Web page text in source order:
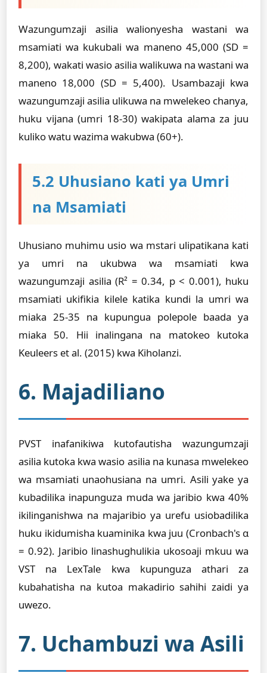
Wazungumzaji asilia walionyesha wastani wa
msamiati wa kukubali wa maneno 45,000 (SD =
8,200), wakati wasio asilia walikuwa na wastani wa
maneno 18,000 (SD = 5,400). Usambazaji kwa
wazungumzaji asilia ulikuwa na mwelekeo chanya,
huku vijana (umri 18-30) wakipata alama za juu
kuliko watu wazima wakubwa (60+).
5.2 Uhusiano kati ya Umri
na Msamiati
Uhusiano muhimu usio wa mstari ulipatikana kati
ya umri na ukubwa wa msamiati kwa
wazungumzaji asilia (R² = 0.34, p < 0.001), huku
msamiati ukifikia kilele katika kundi la umri wa
miaka 25-35 na kupungua polepole baada ya
miaka 50. Hii inalingana na matokeo kutoka
Keuleers et al. (2015) kwa Kiholanzi.
6. Majadiliano
PVST inafanikiwa kutofautisha wazungumzaji
asilia kutoka kwa wasio asilia na kunasa mwelekeo
wa msamiati unaohusiana na umri. Asili yake ya
kubadilika inapunguza muda wa jaribio kwa 40%
ikilinganishwa na majaribio ya urefu usiobadilika
huku ikidumisha kuaminika kwa juu (Cronbach's α
= 0.92). Jaribio linashughulikia ukosoaji mkuu wa
VST na LexTale kwa kupunguza athari za
kubahatisha na kutoa makadirio sahihi zaidi ya
uwezo.
7. Uchambuzi wa Asili